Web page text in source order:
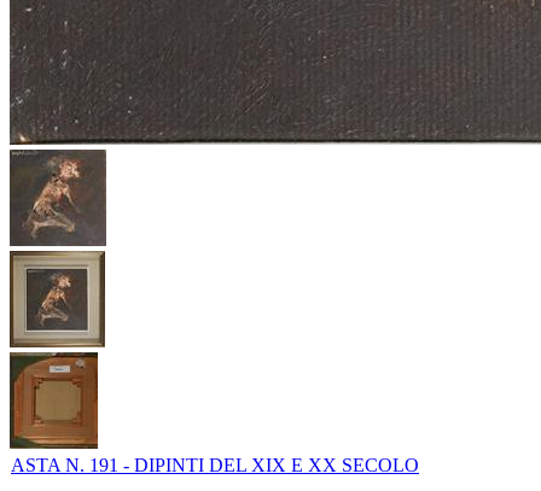
ASTA N. 191 - DIPINTI DEL XIX E XX SECOLO